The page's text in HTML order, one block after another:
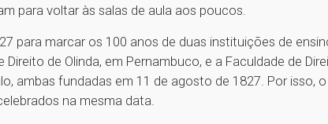
para voltar às salas de aula aos poucos.
para marcar os 100 anos de duas instituições de
de Olinda, em Pernambuco, e a Faculdade de
ambas fundadas em 11 de agosto de 1827. Por isso, o
na mesma data.